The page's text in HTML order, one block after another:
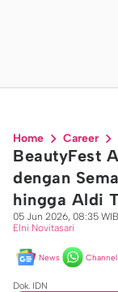
Home Career
BeautyFest
dengan
hingga Aldi
05 Jun 2026, 08:35 WIB
Elni Novitasari
News Channel
Dok. IDN